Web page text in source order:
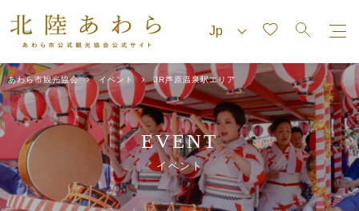
あわら市観光協会 イベント JR芦原温泉駅エリア
EVENT
イベント